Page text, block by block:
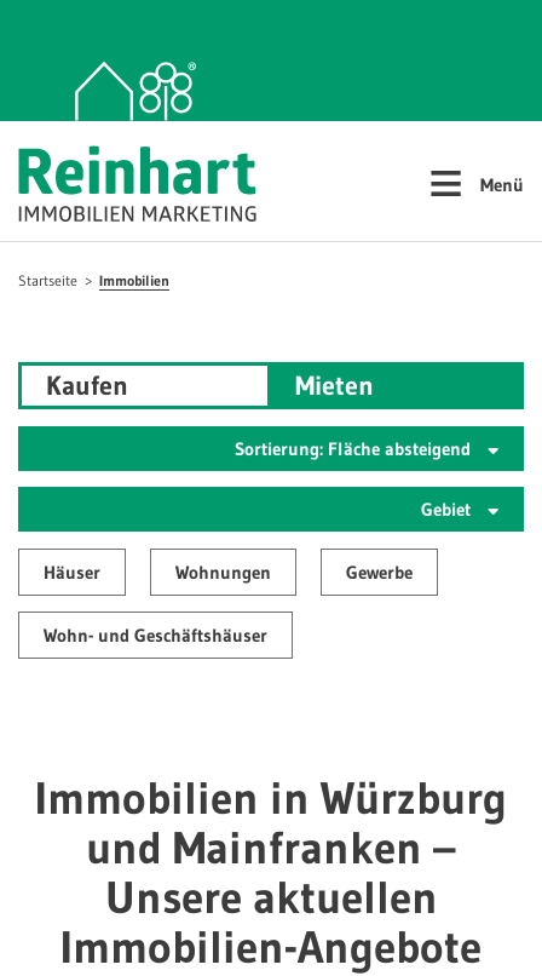
≡ Menü
Startseite Immobilien
Kaufen Mieten
Sortierung: Fläche absteigend
Gebiet
Häuser Wohnungen Gewerbe
Wohn- und Geschäftshäuser
Immobilien in Würzburg
und Mainfranken –
Unsere aktuellen
Immobilien-Angebote